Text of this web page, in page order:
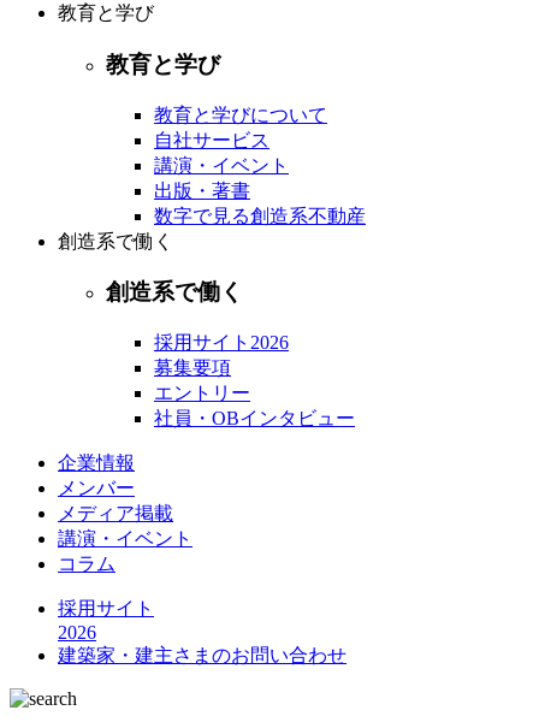
教育と学び
教育と学び
教育と学びについて
自社サービス
講演・イベント
出版・著書
数字で見る創造系不動産
創造系で働く
創造系で働く
採用サイト2026
募集要項
エントリー
社員・OBインタビュー
企業情報
メンバー
メディア掲載
講演・イベント
コラム
採用サイト
2026
建築家・建主さまのお問い合わせ